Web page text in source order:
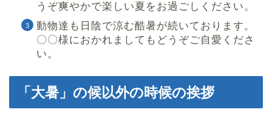
うぞ爽やかで楽しい夏をお過ごしください。
動物達も日陰で涼む酷暑が続いております。
〇〇様におかれましてもどうぞご自愛くださ
い。
「大暑」の候以外の時候の挨拶